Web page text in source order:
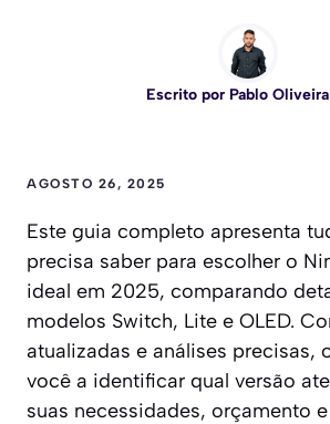
Escrito por Pablo Oliveira
AGOSTO 26, 2025
Este guia completo apresenta
precisa saber para escolher o
ideal em 2025, comparando
modelos Switch, Lite e OLED.
atualizadas e análises precisas,
você a identificar qual versão
suas necessidades, orçamento